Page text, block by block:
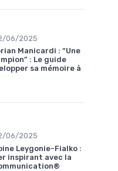
06/2025
Manicardi : “Une
: Le guide
sa mémoire à
06/2025
Leygonie-Fialko :
inspirant avec la